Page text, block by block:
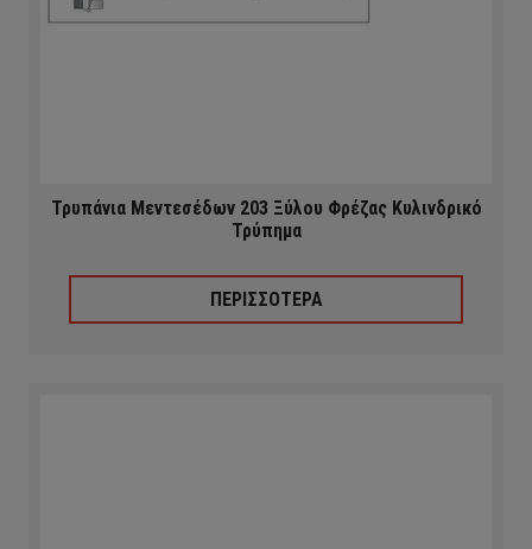
Τρυπάνια Μεντεσέδων 203 Ξύλου Φρέζας Κυλινδρικό
Τρύπημα
ΠΕΡΙΣΣΟΤΕΡΑ